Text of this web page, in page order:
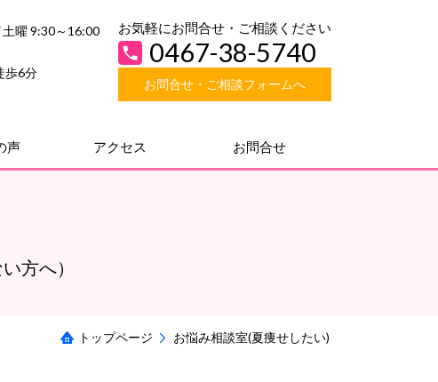
曜 9:30～16:00
歩6分
お気軽にお問合せ・ご相談ください
0467-38-5740
お問合せ・ご相談フォームへ
声 アクセス お問合せ
方へ）
トップページ お悩み相談室(夏痩せしたい)